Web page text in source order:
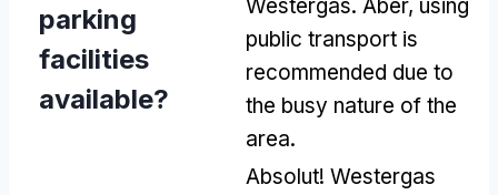
parking
facilities
available?
Westergas. Aber, using
public transport is
recommended due to
the busy nature of the
area.
Absolut! Westergas